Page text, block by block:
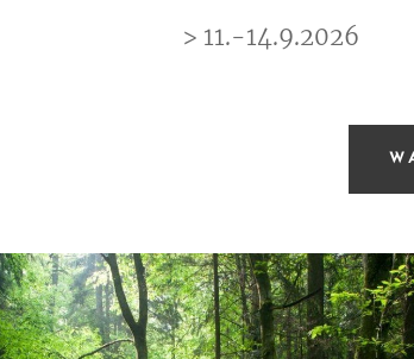
> 11.-14.9.2026